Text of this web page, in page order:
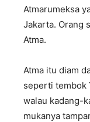
Atmarumeksa
Jakarta. Orang
Atma.
Atma itu diam
seperti tembok
walau kadang-
mukanya